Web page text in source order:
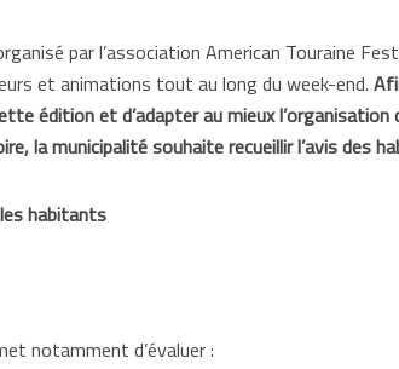
par l’association American Touraine
et animations tout au long du week-end.
édition et d’adapter au mieux
la municipalité souhaite recueillir l’avis des
habitants
notamment d’évaluer :